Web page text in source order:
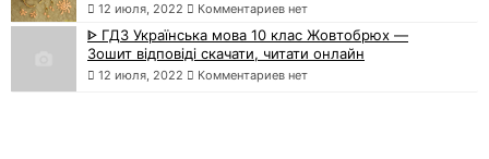
12 июля, 2022 Комментариев нет
ᐈ ГДЗ Українська мова 10 клас Жовтобрюх —
Зошит відповіді скачати, читати онлайн
12 июля, 2022 Комментариев нет